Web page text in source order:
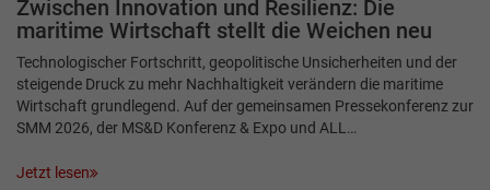
Zwischen Innovation und Resilienz: Die
maritime Wirtschaft stellt die Weichen neu
Technologischer Fortschritt, geopolitische Unsicherheiten und der
steigende Druck zu mehr Nachhaltigkeit verändern die maritime
Wirtschaft grundlegend. Auf der gemeinsamen Pressekonferenz zur
SMM 2026, der MS&D Konferenz & Expo und ALL…
Jetzt lesen